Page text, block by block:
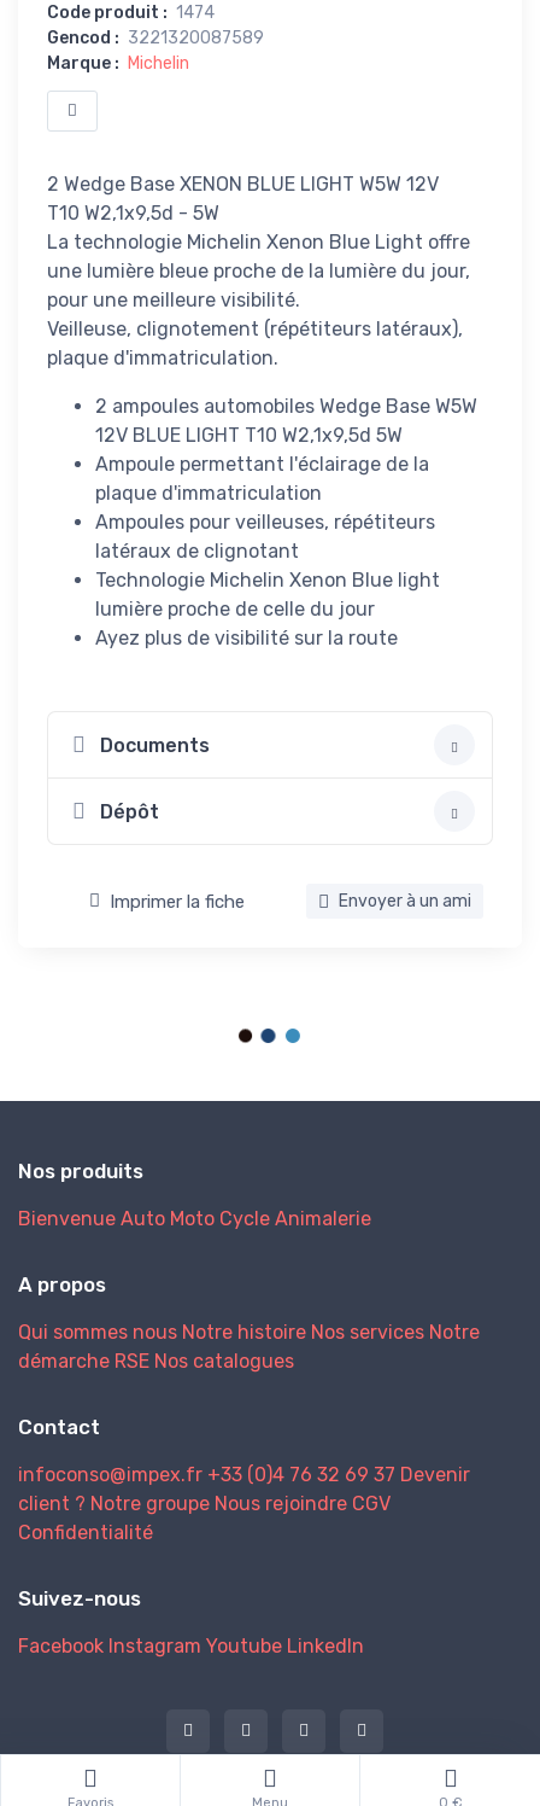
Code produit : 1474
Gencod : 3221320087589
Marque : Michelin
2 Wedge Base XENON BLUE LIGHT W5W 12V
T10 W2,1x9,5d - 5W
La technologie Michelin Xenon Blue Light offre
une lumière bleue proche de la lumière du jour,
pour une meilleure visibilité.
Veilleuse, clignotement (répétiteurs latéraux),
plaque d'immatriculation.
2 ampoules automobiles Wedge Base W5W
12V BLUE LIGHT T10 W2,1x9,5d 5W
Ampoule permettant l'éclairage de la
plaque d'immatriculation
Ampoules pour veilleuses, répétiteurs
latéraux de clignotant
Technologie Michelin Xenon Blue light
lumière proche de celle du jour
Ayez plus de visibilité sur la route
Documents
Dépôt
Imprimer la fiche Envoyer à un ami
Nos produits
Bienvenue Auto Moto Cycle Animalerie
A propos
Qui sommes nous Notre histoire Nos services Notre
démarche RSE Nos catalogues
Contact
infoconso@impex.fr +33 (0)4 76 32 69 37 Devenir
client ? Notre groupe Nous rejoindre CGV
Confidentialité
Suivez-nous
Facebook Instagram Youtube LinkedIn
@ 2026 IMPEX